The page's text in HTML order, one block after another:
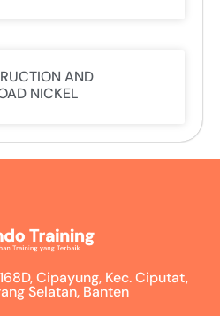
AND
NICKEL
Cipayung, Kec. Ciputat,
Selatan, Banten